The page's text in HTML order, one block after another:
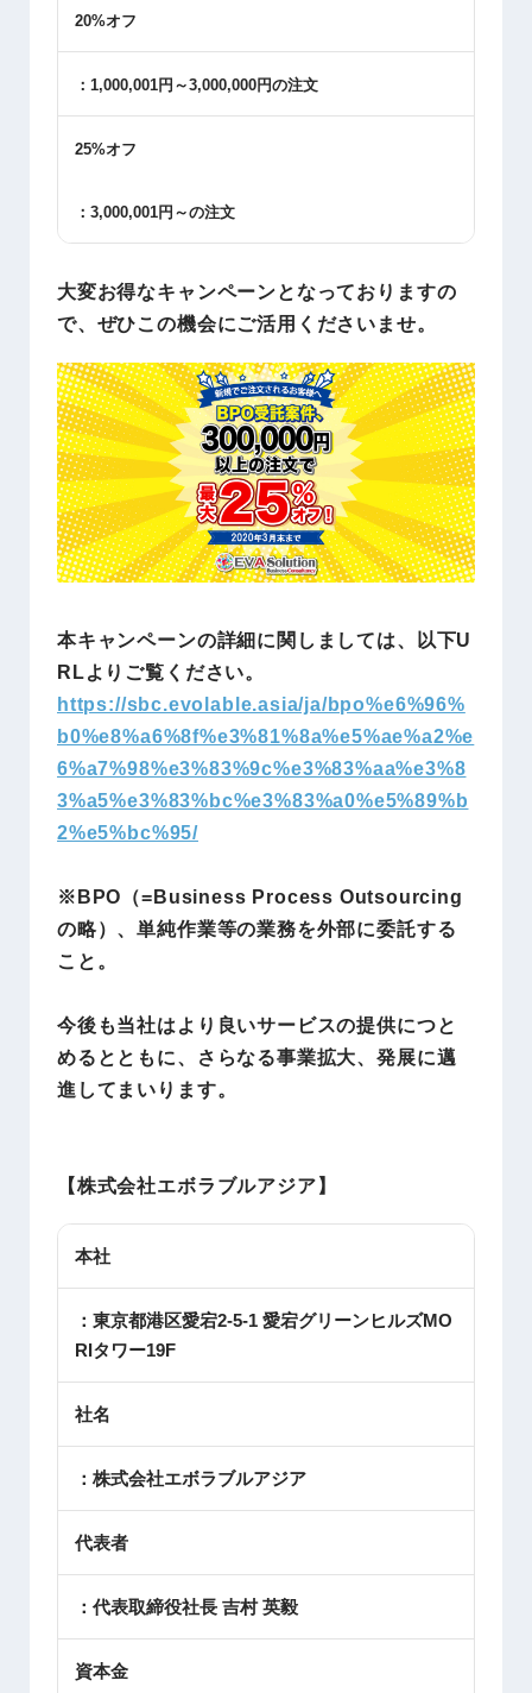
20%オフ
： 1,000,001円～3,000,000円の注文
25%オフ
： 3,000,001円～の注文
大変お得なキャンペーンとなっておりますの
で、ぜひこの機会にご活用くださいませ。
本キャンペーンの詳細に関しましては、以下U
RLよりご覧ください。
https://sbc.evolable.asia/ja/bpo%e6%96%
b0%e8%a6%8f%e3%81%8a%e5%ae%a2%e
6%a7%98%e3%83%9c%e3%83%aa%e3%8
3%a5%e3%83%bc%e3%83%a0%e5%89%b
2%e5%bc%95/
※BPO（=Business Process Outsourcing
の略）、単純作業等の業務を外部に委託する
こと。
今後も当社はより良いサービスの提供につと
めるとともに、さらなる事業拡大、発展に邁
進してまいります。
【株式会社エボラブルアジア】
本社
：東京都港区愛宕2-5-1 愛宕グリーンヒルズMO
RIタワー19F
社名
：株式会社エボラブルアジア
代表者
：代表取締役社長 吉村 英毅
資本金